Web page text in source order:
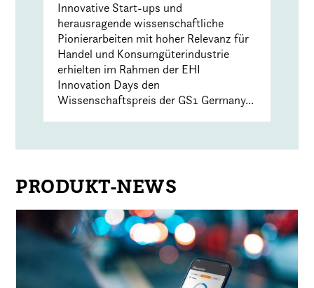
Innovative Start-ups und
herausragende wissenschaftliche
Pionierarbeiten mit hoher Relevanz für
Handel und Konsumgüterindustrie
erhielten im Rahmen der EHI
Innovation Days den
Wissenschaftspreis der GS1 Germany...
PRODUKT-NEWS